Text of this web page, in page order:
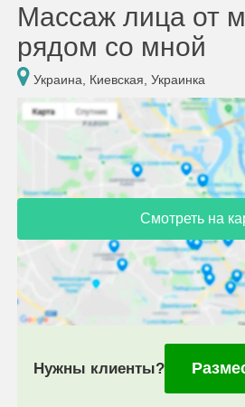
Массаж лица от
рядом со мной
Украина, Киевская, Украинка
Смотреть на
Нужны клиенты?